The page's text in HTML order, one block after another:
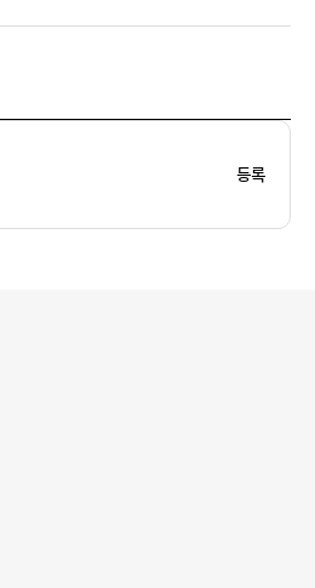
등록